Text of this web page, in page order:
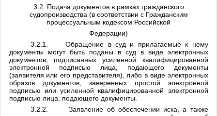
3.2. Подача документов в рамках гражданского
судопроизводства (в соответствии с Гражданским
процессуальным кодексом Российской
Федерации)
3.2.1.
Обращение в суд и прилагаемые к нему
документы могут быть поданы в суд в виде электронных
документов, подписанных усиленной квалифицированной
электронной подписью лица, подающего документы
(заявителя или его представителя), либо в виде электронных
образов документов, заверенных простой электронной
подписью или усиленной квалифицированной электронной
подписью лица, подающего документы.
3.2.2.
Заявление об обеспечении иска, а также